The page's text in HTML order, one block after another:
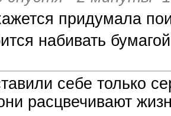
придумала
набивать
себе только
расцвечивают